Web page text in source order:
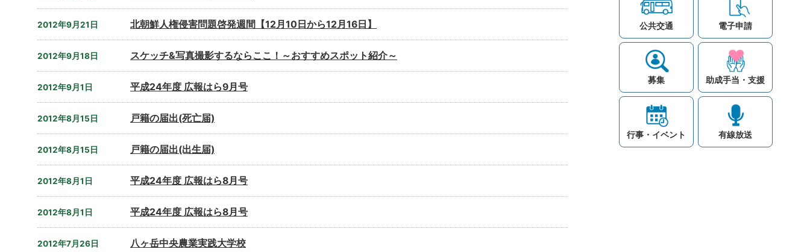
2012年9月21日 北朝鮮人権侵害問題啓発週間【12月10日から12月16日】
2012年9月18日 スケッチ&写真撮影するならここ！～おすすめスポット紹介～
2012年9月1日 平成24年度 広報はら9月号
2012年8月15日 戸籍の届出(死亡届)
2012年8月15日 戸籍の届出(出生届)
2012年8月1日 平成24年度 広報はら8月号
2012年8月1日 平成24年度 広報はら8月号
2012年7月26日 八ヶ岳中央農業実践大学校
公共交通 電子申請
募集 助成手当・支援
行事・イベント 有線放送